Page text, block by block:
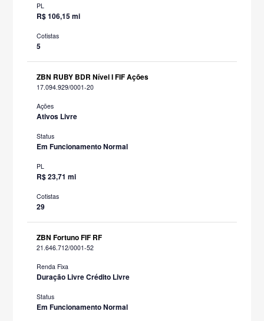
PL
R$ 106,15 mi
Cotistas
5
ZBN RUBY BDR Nível I FIF Ações
17.094.929/0001-20
Ações
Ativos Livre
Status
Em Funcionamento Normal
PL
R$ 23,71 mi
Cotistas
29
ZBN Fortuno FIF RF
21.646.712/0001-52
Renda Fixa
Duração Livre Crédito Livre
Status
Em Funcionamento Normal